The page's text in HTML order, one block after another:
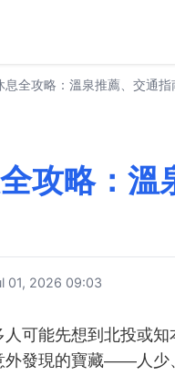
息全攻略：溫泉推薦、交通
攻略：溫
01, 2026 09:03
可能先想到北投或
外發現的寶藏——人少